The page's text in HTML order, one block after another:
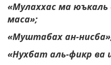
«Мулаххас ма юъкаль
маса»;
«Муштабах ан-
«Нухбат аль-фикр ва